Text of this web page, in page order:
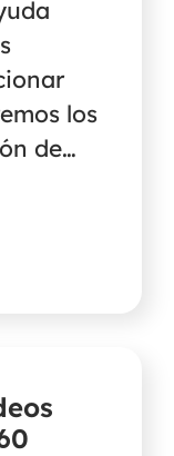
los
de
una